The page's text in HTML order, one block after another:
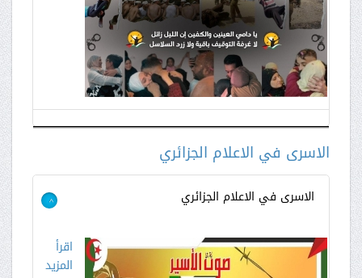
الاسرى في الاعلام الجزائري
الاسرى في الاعلام الجزائري >
اقرأ
المزيد